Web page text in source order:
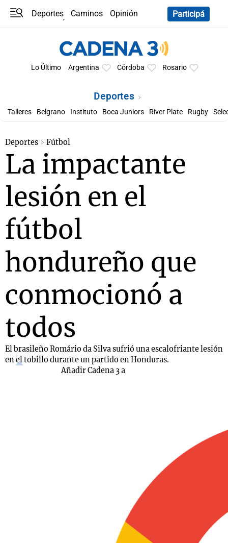
Deportes Caminos
Opinión
Participá
Lo Último Argentina Córdoba Rosario
Deportes
Talleres Belgrano Instituto Boca Juniors River Plate Rugby
Deportes Fútbol
La impactante
lesión en el
fútbol
hondureño que
conmocionó a
todos
El brasileño Romário da Silva sufrió una escalofriante lesión
en el tobillo durante un partido en Honduras.
Añadir Cadena 3 a
Cadena 3